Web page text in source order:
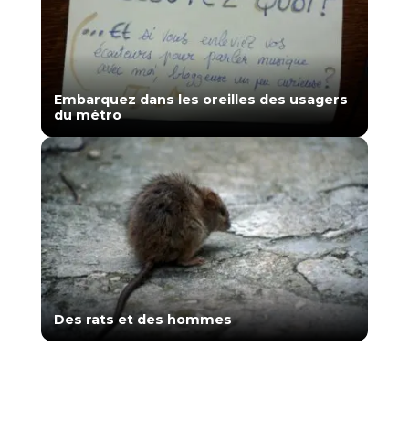
Embarquez dans les oreilles des usagers
du métro
Des rats et des hommes